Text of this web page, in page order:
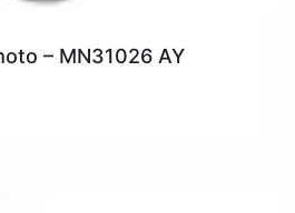
– MN31026 AY